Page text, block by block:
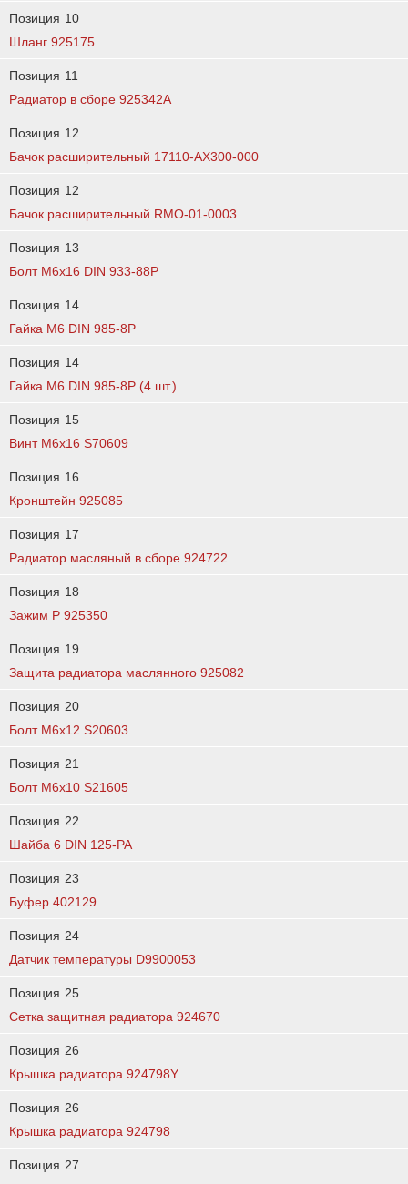
Позиция 10
Шланг 925175
Позиция 11
Радиатор в сборе 925342A
Позиция 12
Бачок расширительный 17110-AX300-000
Позиция 12
Бачок расширительный RMO-01-0003
Позиция 13
Болт М6х16 DIN 933-88Р
Позиция 14
Гайка М6 DIN 985-8Р
Позиция 14
Гайка M6 DIN 985-8Р (4 шт.)
Позиция 15
Винт М6х16 S70609
Позиция 16
Кронштейн 925085
Позиция 17
Радиатор масляный в сборе 924722
Позиция 18
Зажим Р 925350
Позиция 19
Защита радиатора маслянного 925082
Позиция 20
Болт M6х12 S20603
Позиция 21
Болт М6х10 S21605
Позиция 22
Шайба 6 DIN 125-PA
Позиция 23
Буфер 402129
Позиция 24
Датчик температуры D9900053
Позиция 25
Сетка защитная радиатора 924670
Позиция 26
Крышка радиатора 924798Y
Позиция 26
Крышка радиатора 924798
Позиция 27